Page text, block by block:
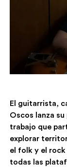
El guitarrista,
Oscos lanza
trabajo que
explorar
el folk y el
todas las